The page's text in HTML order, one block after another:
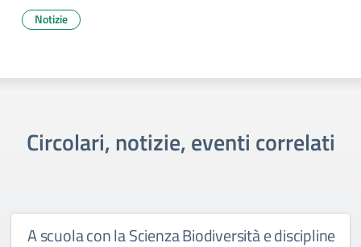
Notizie
Circolari, notizie, eventi correlati
A scuola con la Scienza Biodiversità e discipline